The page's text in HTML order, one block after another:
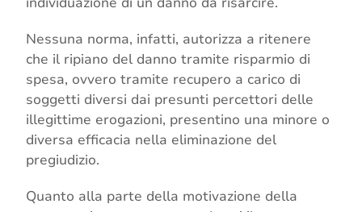
Nessuna norma, infatti, autorizza a ritenere
che il ripiano del danno tramite risparmio di
spesa, ovvero tramite recupero a carico di
soggetti diversi dai presunti percettori delle
illegittime erogazioni, presentino una minore o
diversa efficacia nella eliminazione del
pregiudizio.
Quanto alla parte della motivazione della